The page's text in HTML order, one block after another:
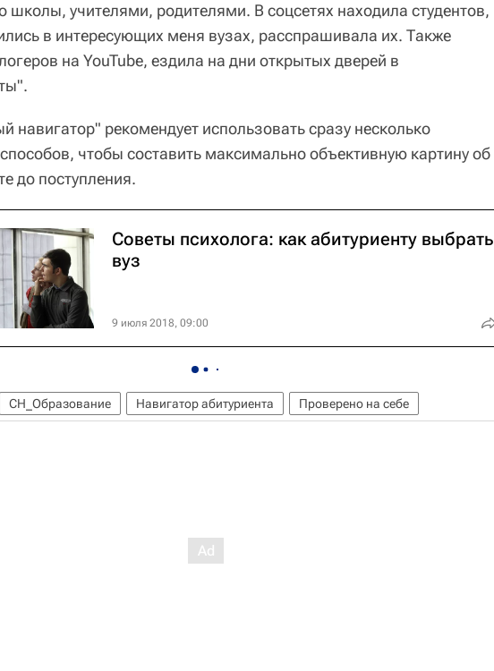
школы, учителями, родителями. В соцсетях находила студентов,
в интересующих меня вузах, расспрашивала их. Также
на YouTube, ездила на дни открытых дверей в
навигатор" рекомендует использовать сразу несколько
чтобы составить максимально объективную картину об
до поступления.
Советы психолога: как абитуриенту выбрать
вуз
9 июля 2018, 09:00
СН_Образование Навигатор абитуриента Проверено на себе